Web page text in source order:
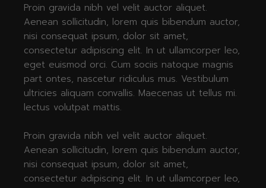
Proin gravida nibh vel velit auctor aliquet.
Aenean sollicitudin, lorem quis bibendum auctor,
nisi consequat ipsum, dolor sit amet,
consectetur adipiscing elit. In ut ullamcorper leo,
eget euismod orci. Cum sociis natoque magnis
part ontes, nascetur ridiculus mus. Vestibulum
ultricies aliquam convallis. Maecenas ut tellus mi.
lectus volutpat mattis.
Proin gravida nibh vel velit auctor aliquet.
Aenean sollicitudin, lorem quis bibendum auctor,
nisi consequat ipsum, dolor sit amet,
consectetur adipiscing elit. In ut ullamcorper leo,